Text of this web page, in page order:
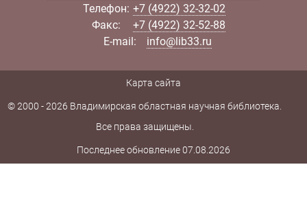
Телефон: +7 (4922) 32-32-02
Факс:
+7 (4922) 32-52-88
E-mail:
info@lib33.ru
© 2000 - 2026 Владимирская областная научная библиотека.
Все права защищены.
Карта сайта
Последнее обновление 07.08.2026